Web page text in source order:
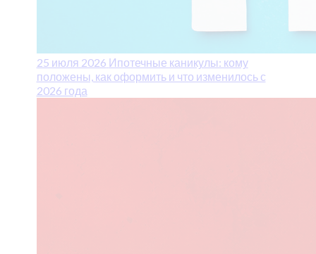
25 июля 2026 Ипотечные каникулы: кому
положены, как оформить и что изменилось с
2026 года